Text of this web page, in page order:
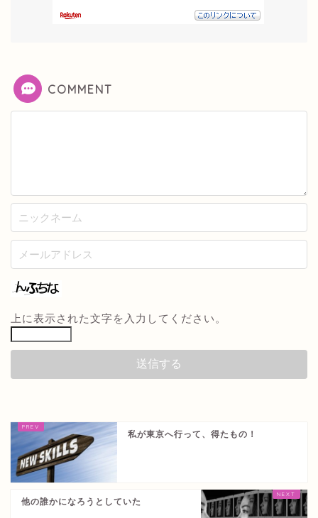
COMMENT
上に表示された文字を入力してください。
私が東京へ行って、得たもの！
他の誰かになろうとしていた